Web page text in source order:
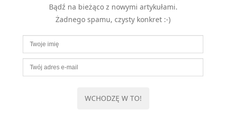
EXCEL
WYDARZENIA
KONTAKT
Bądź na bieżąco z nowymi artykułami.
Żadnego spamu, czysty konkret :-)